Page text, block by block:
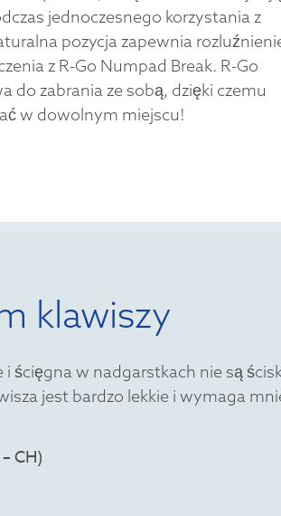
jednoczesnego korzystania z
pozycja zapewnia
z R-Go Numpad Break. R-Go
do zabrania ze sobą, dzięki czemu
w dowolnym miejscu!
klawiszy
ścięgna w nadgarstkach nie są
jest bardzo lekkie i wymaga